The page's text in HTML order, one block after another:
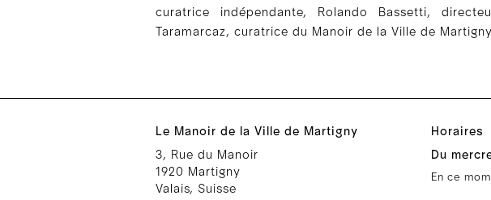
curatrice indépendante, Rolando Bassetti,
Taramarcaz, curatrice du Manoir de la Ville de
Le Manoir de la Ville de Martigny
3, Rue du Manoir
1920 Martigny
Valais, Suisse
Horaires
Du
En ce